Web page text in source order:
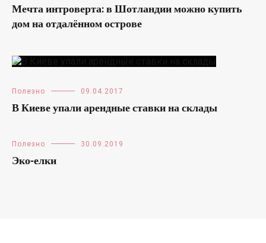
Мечта интроверта: в Шотландии можно купить
дом на отдалённом острове
Полезно 09.04.2017
В Киеве упали арендные ставки на склады
Полезно 30.09.2019
Эко-елки